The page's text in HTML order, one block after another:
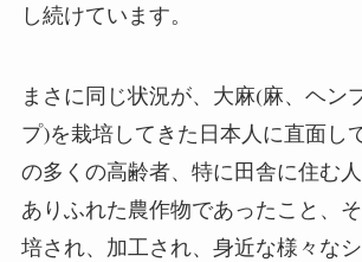
し続けています。
まさに同じ状況が、大麻(麻、ヘン
プ)を栽培してきた日本人に直面し
の多くの高齢者、特に田舎に住む
ありふれた農作物であったこと、
培され、加工され、身近な様々な